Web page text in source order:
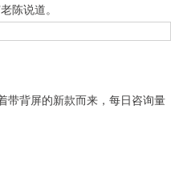
陈说道。
背屏的新款而来，每日咨询量